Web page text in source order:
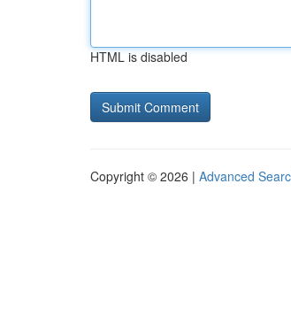
HTML is disabled
Copyright © 2026 | Advanced